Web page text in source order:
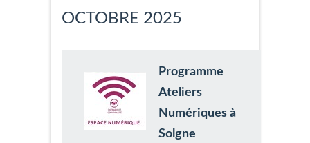
OCTOBRE 2025
Programme
Ateliers
Numériques à
Solgne